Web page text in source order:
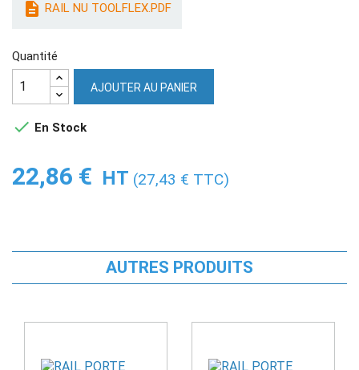
 RAIL NU TOOLFLEX.PDF
Quantité
AJOUTER AU PANIER
 En Stock
22,86 € HT (27,43 € TTC)
AUTRES PRODUITS